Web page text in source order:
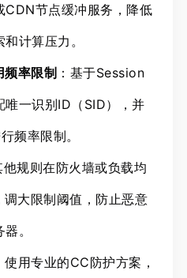
CDN节点缓冲服务，降低
计算压力。
频率限制 ：基于Session
唯一识别ID（SID），并
频率限制。
他规则在防火墙或负载均
大限制阈值，防止恶意
。
使用专业的CC防护方案，